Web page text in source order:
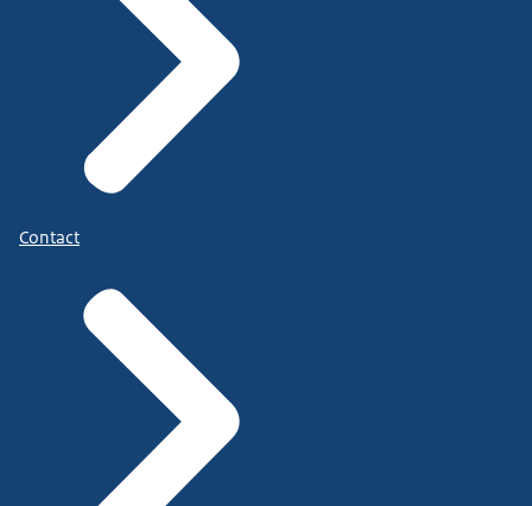
Contact